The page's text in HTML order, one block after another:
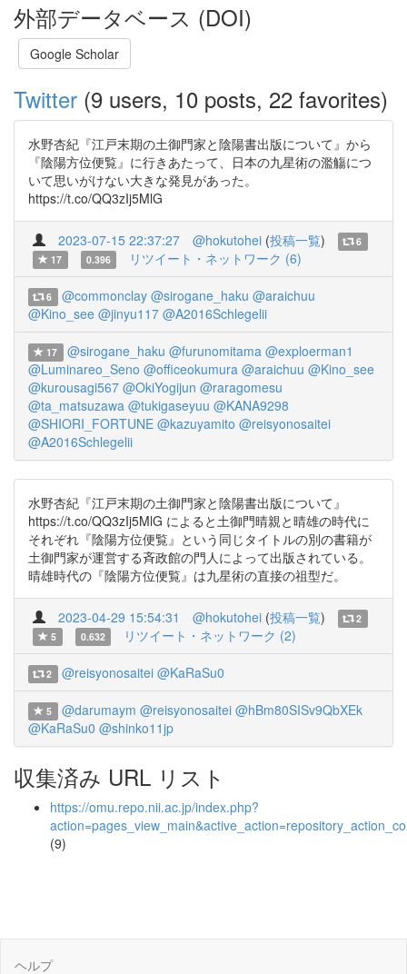
外部データベース (DOI)
Google Scholar
Twitter (9 users, 10 posts, 22 favorites)
水野杏紀『江戸末期の土御門家と陰陽書出版について』から
『陰陽方位便覧』に行きあたって、日本の九星術の濫觴につ
いて思いがけない大きな発見があった。
https://t.co/QQ3zIj5MlG
2023-07-15 22:37:27 @hokutohei (投稿一覧)
6
17
0.396 リツイート・ネットワーク (6)
6 @commonclay @sirogane_haku @araichuu
@Kino_see @jinyu117 @A2016Schlegelii
17 @sirogane_haku @furunomitama @exploerman1
@Luminareo_Seno @officeokumura @araichuu @Kino_see
@kurousagi567 @OkiYogijun @raragomesu
@ta_matsuzawa @tukigaseyuu @KANA9298
@SHIORI_FORTUNE @kazuyamito @reisyonosaitei
@A2016Schlegelii
水野杏紀『江戸末期の土御門家と陰陽書出版について』
https://t.co/QQ3zIj5MlG によると土御門晴親と晴雄の時代に
それぞれ『陰陽方位便覧』という同じタイトルの別の書籍が
土御門家が運営する斉政館の門人によって出版されている。
晴雄時代の『陰陽方位便覧』は九星術の直接の祖型だ。
2023-04-29 15:54:31 @hokutohei (投稿一覧)
2
5
0.632 リツイート・ネットワーク (2)
2 @reisyonosaitei @KaRaSu0
5 @darumaym @reisyonosaitei @hBm80SISv9QbXEk
@KaRaSu0 @shinko11jp
収集済み URL リスト
https://omu.repo.nii.ac.jp/index.php?
(9)
ヘルプ